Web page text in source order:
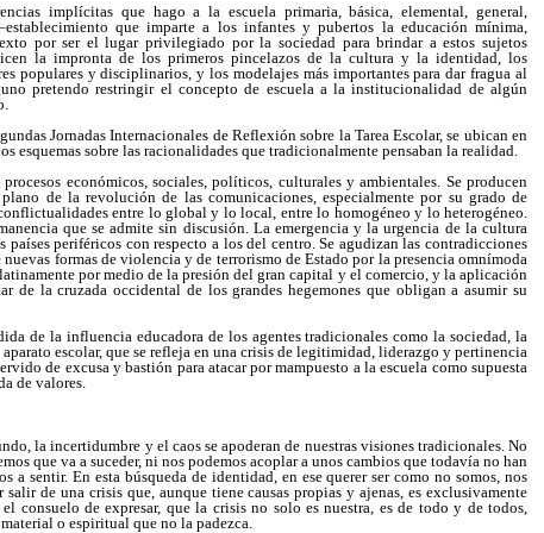
implícitas que hago a la escuela primaria, básica, elemental, general,
que imparte a los infantes y pubertos la educación mínima,
por ser el lugar privilegiado por la sociedad para brindar a estos sujetos
la impronta de los primeros pincelazos de la cultura y la identidad, los
populares y disciplinarios, y los modelajes más importantes para dar fragua al
pretendo restringir el concepto de escuela a la institucionalidad de algún
Jornadas Internacionales de Reflexión sobre la Tarea Escolar, se ubican en
esquemas sobre las racionalidades que tradicionalmente pensaban la realidad.
económicos, sociales, políticos, culturales y ambientales. Se producen
de la revolución de las comunicaciones, especialmente por su grado de
entre lo global y lo local, entre lo homogéneo y lo heterogéneo.
que se admite sin discusión. La emergencia y la urgencia de la cultura
periféricos con respecto a los del centro. Se agudizan las contradicciones
formas de violencia y de terrorismo de Estado por la presencia omnímoda
por medio de la presión del gran capital y el comercio, y la aplicación
la cruzada occidental de los grandes hegemones que obligan a asumir su
de la influencia educadora de los agentes tradicionales como la sociedad, la
escolar, que se refleja en una crisis de legitimidad, liderazgo y pertinencia
de excusa y bastión para atacar por mampuesto a la escuela como supuesta
de valores.
la incertidumbre y el caos se apoderan de nuestras visiones tradicionales. No
que va a suceder, ni nos podemos acoplar a unos cambios que todavía no han
a sentir. En esta búsqueda de identidad, en ese querer ser como no somos, nos
de una crisis que, aunque tiene causas propias y ajenas, es exclusivamente
consuelo de expresar, que la crisis no solo es nuestra, es de todo y de todos,
o espiritual que no la padezca.